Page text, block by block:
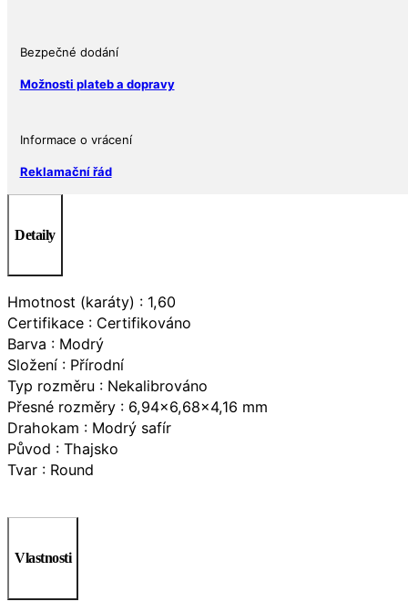
Bezpečné dodání
Možnosti plateb a dopravy
Informace o vrácení
Reklamační řád
Detaily
Hmotnost (karáty) : 1,60
Certifikace : Certifikováno
Barva : Modrý
Složení : Přírodní
Typ rozměru : Nekalibrováno
Přesné rozměry : 6,94×6,68×4,16 mm
Drahokam : Modrý safír
Původ : Thajsko
Tvar : Round
Vlastnosti